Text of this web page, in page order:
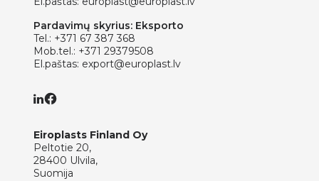
Pardavimų skyrius: Eksporto
Tel.: +371 67 387 368
Mob.tel.: +371 29379508
El.paštas: export@europlast.lv
Eiroplasts Finland Oy
Peltotie 20,
28400 Ulvila,
Suomija